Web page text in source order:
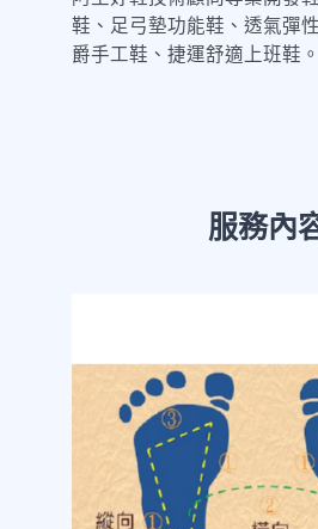
鞋、足弓墊功能鞋、透氣彈
爵手工鞋、捷運舒適上班鞋。
服務內